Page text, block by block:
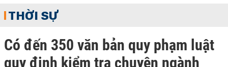
THỜI SỰ
Có đến 350 văn bản quy phạm luật
quy định kiểm tra chuyên ngành